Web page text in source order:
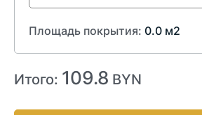
Площадь покрытия: 0.0 м2
Итого: 109.8 BYN